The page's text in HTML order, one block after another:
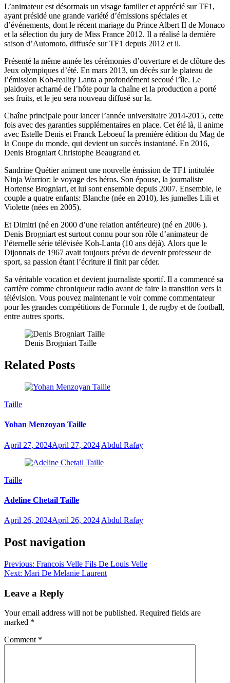
L’animateur est désormais un visage familier et apprécié sur TF1,
ayant présidé une grande variété d’émissions spéciales et
d’événements, dont le récent mariage du Prince Albert II de Monaco
et la sélection du jury de Miss France 2012. Il a réalisé la dernière
saison d’Automoto, diffusée sur TF1 depuis 2012 et il.
Présenté la même année les cérémonies d’ouverture et de clôture des
Jeux olympiques d’été. En mars 2013, un décès sur le plateau de
l’émission Koh-reality Lanta a profondément secoué l’île. Le
plaidoyer acharné de l’hôte pour la chaîne et la production a porté
ses fruits, et le jeu sera nouveau diffusé sur la.
Chaîne principale pour lancer l’année universitaire 2014-2015, cette
fois avec des garanties supplémentaires en place. Cet été là, il anime
avec Estelle Denis et Franck Leboeuf la première édition du Mag de
la Coupe du monde, qui devient un succès instantané. En 2016,
Denis Brogniart Christophe Beaugrand et.
Sandrine Quétier animent une nouvelle émission de TF1 intitulée
Ninja Warrior: le voyage des héros. Son épouse, la journaliste
Hortense Brogniart, et lui sont ensemble depuis 2007. Ensemble, le
couple a quatre enfants: Blanche (née en 2010), les jumelles Lili et
Violette (nées en 2005).
Et Dimitri (né en 2000 d’une relation antérieure) (né en 2006 ).
Denis Brogniart est surtout connu pour son rôle d’animateur de
l’éternelle série télévisée Koh-Lanta (10 ans déjà). Alors que le
Dijonnais de 1967 avait toujours prévu de devenir professeur de
sport, sa passion étant l’écriture il finit par céder.
Sa véritable vocation et devient journaliste sportif. Il a commencé sa
carrière comme chroniqueur radio avant de faire la transition vers la
télévision. Vous pouvez maintenant le voir comme commentateur
pour les grandes compétitions de Formule 1, de rugby et de football,
entre autres sports.
Denis Brogniart Taille
Related Posts
Taille
Yohan Menzoyan Taille
April 27, 2024April 27, 2024 Abdul Rafay
Taille
Adeline Chetail Taille
April 26, 2024April 26, 2024 Abdul Rafay
Post navigation
Previous: Francois Velle Fils De Louis Velle
Next: Mari De Melanie Laurent
Leave a Reply
Your email address will not be published. Required fields are
marked *
Comment *